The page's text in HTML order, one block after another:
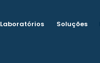
Laboratórios Soluções